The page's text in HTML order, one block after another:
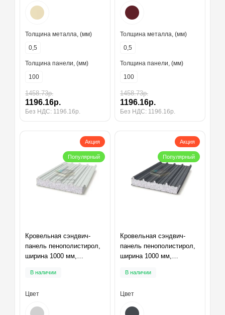
Толщина металла, (мм)
0,5
Толщина панели, (мм)
100
1458.73р.
1196.16р.
Без НДС: 1196.16р.
Толщина металла, (мм)
0,5
Толщина панели, (мм)
100
1458.73р.
1196.16р.
Без НДС: 1196.16р.
Акция
Популярный
Кровельная сэндвич-
панель пенополистирол,
ширина 1000 мм,
RAL7047
В наличии
Цвет
Акция
Популярный
Кровельная сэндвич-
панель пенополистирол,
ширина 1000 мм,
RAL7024
В наличии
Цвет